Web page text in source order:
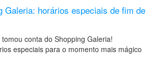
Galeria: horários especiais de fim de
conta do Shopping Galeria!
especiais para o momento mais mágico